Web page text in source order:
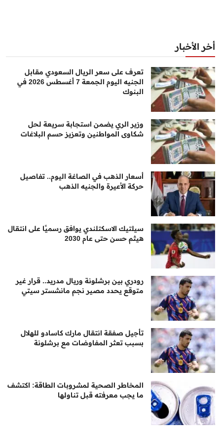
أخر الأخبار
تعرف على سعر الريال السعودي مقابل
الجنيه اليوم الجمعة 7 أغسطس 2026 في
البنوك
وزير الري يضمن استجابة سريعة لحل
شكاوى المواطنين وتعزيز حسم البلاغات
أسعار الذهب في الصاغة اليوم.. تفاصيل
حركة الأعيرة والجنيه الذهب
سيلتيك الاسكتلندي يوافق رسميًا على انتقال
هيثم حسن حتى عام 2030
رودري بين برشلونة وريال مدريد.. قرار غير
متوقع يحدد مصير نجم مانشستر سيتي
تأجيل صفقة انتقال مارك كاسادو للهلال
بسبب تعثر المفاوضات مع برشلونة
المخاطر الصحية لمشروبات الطاقة: اكتشف
ما يجب معرفته قبل تناولها